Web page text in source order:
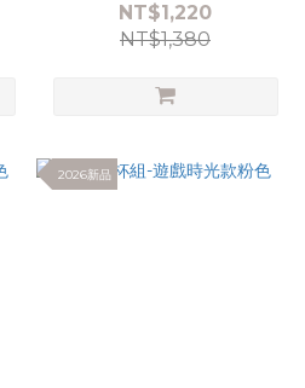
NT$1,220
NT$1,380
2026新品